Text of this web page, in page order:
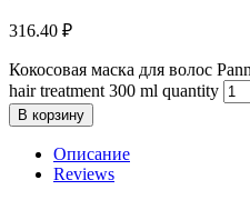
316.40 ₽
Кокосовая маска для волос
hair treatment 300 ml quantity
В корзину
Описание
Reviews